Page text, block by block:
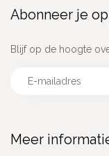
Meer
Abonneer je
Blijf op de hoogte